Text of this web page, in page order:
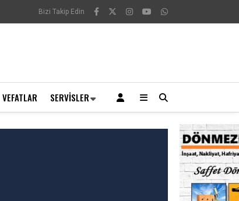
Bizi Takip Edin
VEFATLAR SERVISLER